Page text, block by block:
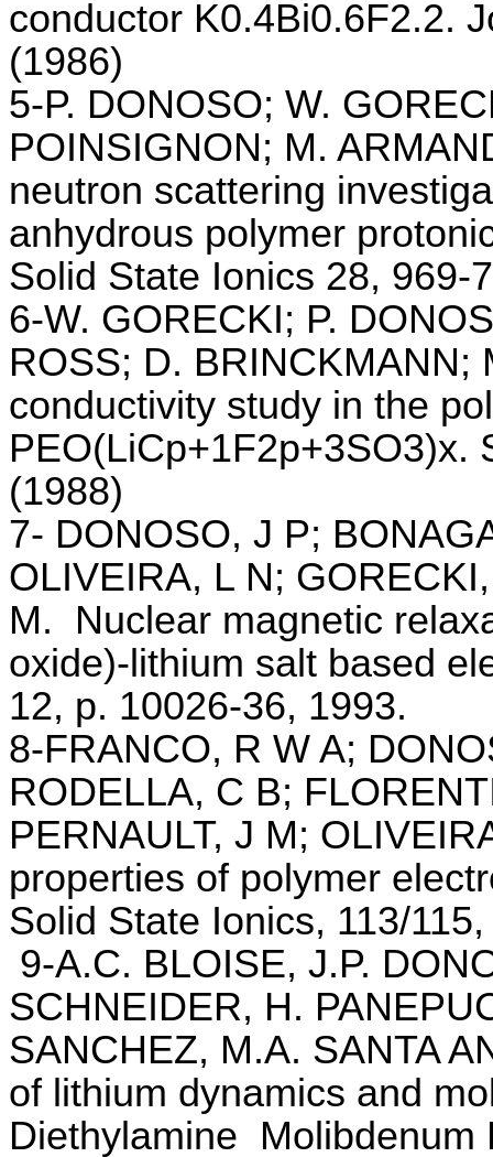
conductor K0.4Bi0.6F2.2.
(1986)
5-P. DONOSO; W.
POINSIGNON; M.
neutron scattering
anhydrous polymer
Solid State Ionics 28, 969-
6-W. GORECKI; P.
ROSS; D. BRINCKMANN;
conductivity study in the
PEO(LiCp+1F2p+3SO3)x.
(1988)
7- DONOSO, J P;
OLIVEIRA, L N;
M. Nuclear magnetic
oxide)-lithium salt based
12, p. 10026-36, 1993.
8-FRANCO, R W A;
RODELLA, C B;
PERNAULT, J M;
properties of polymer
Solid State Ionics, 113/
9-A.C. BLOISE, J.P.
SCHNEIDER, H.
SANCHEZ, M.A. SANTA
of lithium dynamics and
Diethylamine Molibdenum